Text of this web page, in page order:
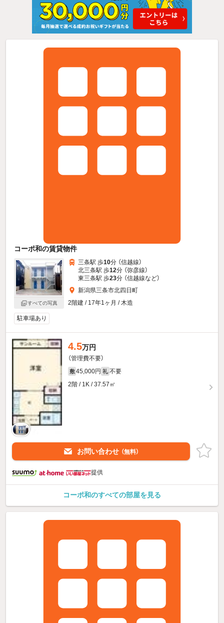
コーポ和の賃貸物件
すべての写真
三条駅 歩10分 （信越線）
北三条駅 歩12分 （弥彦線）
東三条駅 歩23分 （信越線など）
新潟県三条市北四日町
2階建 / 17年1ヶ月 / 木造
駐車場あり
4.5万円
（管理費不要）
敷 45,000円 礼 不要
2階 / 1K / 37.57㎡
お問い合わせ （無料）
提供
コーポ和のすべての部屋を見る